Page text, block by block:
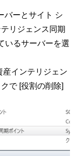
バーとサイト シ
リジェンス同期
いるサーバーを選
産インテリジェン
で [役割の削除]